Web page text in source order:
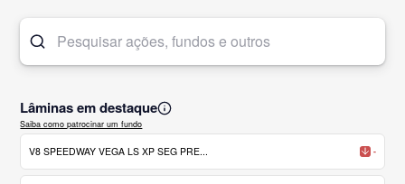
Lâminas em destaque
Saiba como patrocinar um fundo
V8 SPEEDWAY VEGA LS XP SEG PRE... -